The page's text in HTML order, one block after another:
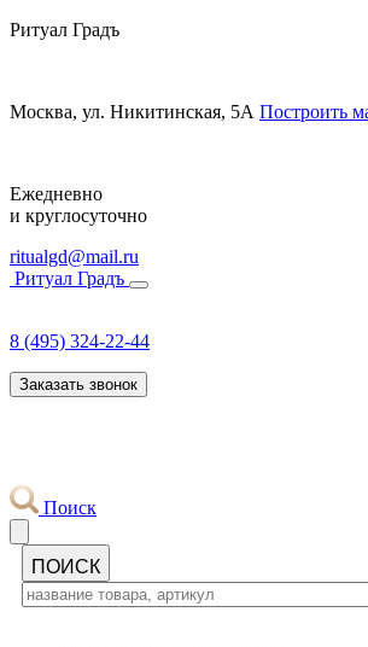
Ритуал Градъ
Москва, ул. Никитинская, 5А Построить
Ежедневно
и круглосуточно
ritualgd@mail.ru
Ритуал Градъ
8 (495) 324-22-44
Заказать звонок
Поиск